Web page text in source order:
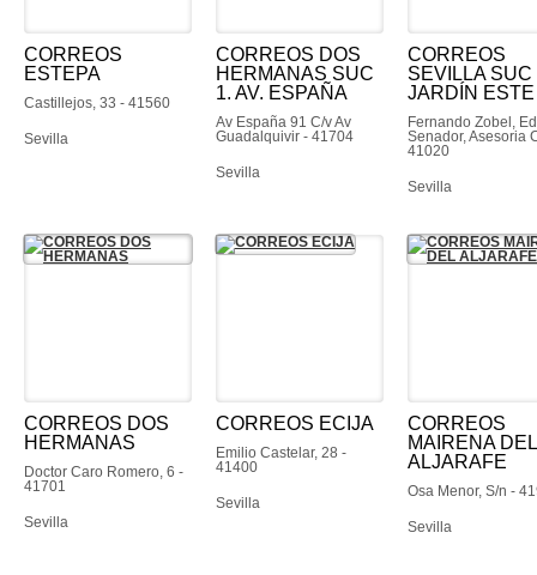
CORREOS
ESTEPA
Castillejos, 33 - 41560
Sevilla
CORREOS DOS
HERMANAS SUC
1. AV. ESPAÑA
Av España 91 C/v Av
Guadalquivir - 41704
Sevilla
CORREOS
SEVILLA SUC
JARDÍN ESTE
Fernando Zobel,
Senador, Asesoria
41020
Sevilla
CORREOS DOS
HERMANAS
Doctor Caro Romero, 6 -
41701
Sevilla
CORREOS ECIJA
Emilio Castelar, 28 -
41400
Sevilla
CORREOS
MAIRENA DEL
ALJARAFE
Osa Menor, S/n -
Sevilla